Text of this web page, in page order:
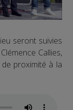
seront suivies
Callies,
proximité à la